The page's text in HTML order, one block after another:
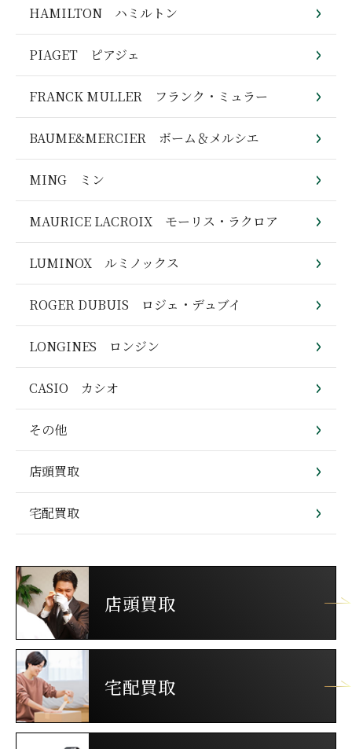
HAMILTON ハミルトン
PIAGET ピアジェ
FRANCK MULLER フランク・ミュラー
BAUME&MERCIER ボーム＆メルシエ
MING ミン
MAURICE LACROIX モーリス・ラクロア
LUMINOX ルミノックス
ROGER DUBUIS ロジェ・デュブイ
LONGINES ロンジン
CASIO カシオ
その他
店頭買取
宅配買取
店頭買取
宅配買取